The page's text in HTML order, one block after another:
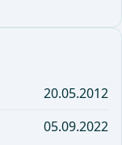
20.05.2012
05.09.2022